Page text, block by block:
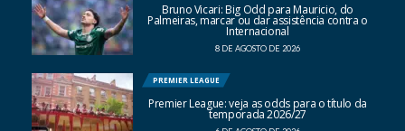
Bruno Vicari: Big Odd para Mauricio, do
Palmeiras, marcar ou dar assistência contra o
Internacional
8 DE AGOSTO DE 2026
PREMIER LEAGUE
Premier League: veja as odds para o título da
temporada 2026/27